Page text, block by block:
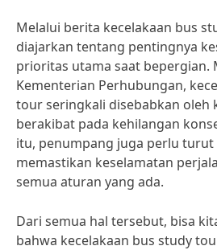
Melalui berita kecelakaan bus
diajarkan tentang pentingnya
prioritas utama saat bepergian.
Kementerian Perhubungan,
tour seringkali disebabkan oleh
berakibat pada kehilangan
itu, penumpang juga perlu turut
memastikan keselamatan
semua aturan yang ada.
Dari semua hal tersebut, bisa
bahwa kecelakaan bus study